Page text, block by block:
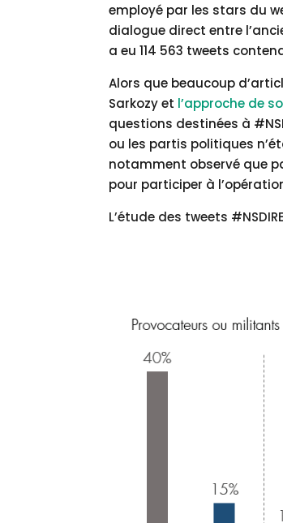
employé par les stars du
dialogue direct entre
a eu 114 563 tweets
Alors que beaucoup
Sarkozy et l’approche de
questions destinées à
ou les partis politiques
notamment observé que
pour participer à
L’étude des tweets